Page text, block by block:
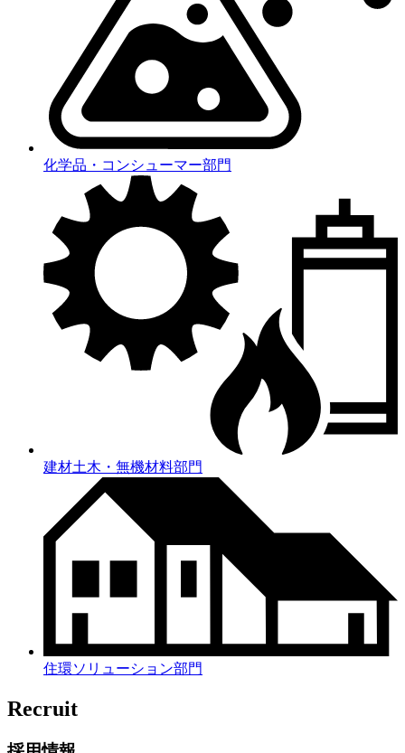
化学品・コンシューマー部門
建材土木・無機材料部門
住環ソリューション部門
Recruit